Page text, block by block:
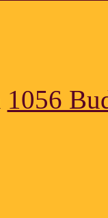
1056